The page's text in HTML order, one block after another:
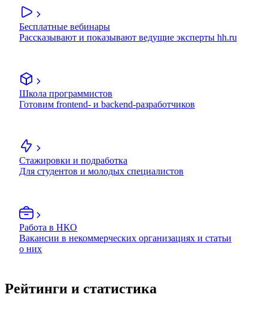
Бесплатные вебинары
Рассказывают и показывают ведущие эксперты hh.ru
Школа программистов
Готовим frontend- и backend-разработчиков
Стажировки и подработка
Для студентов и молодых специалистов
Работа в НКО
Вакансии в некоммерческих организациях и статьи
о них
Рейтинги и статистика